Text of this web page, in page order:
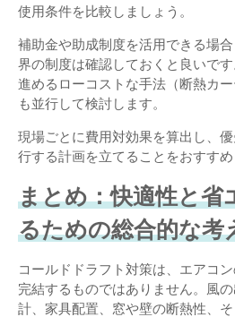
使用条件を比較しましょう。
補助金や助成制度を活用できる場
界の制度は確認しておくと良いで
進めるローコストな手法（断熱カー
も並行して検討します。
現場ごとに費用対効果を算出し、
行する計画を立てることをおすすめ
まとめ：快適性と省
るための総合的な考
コールドドラフト対策は、エアコ
完結するものではありません。風
計、家具配置、窓や壁の断熱性、